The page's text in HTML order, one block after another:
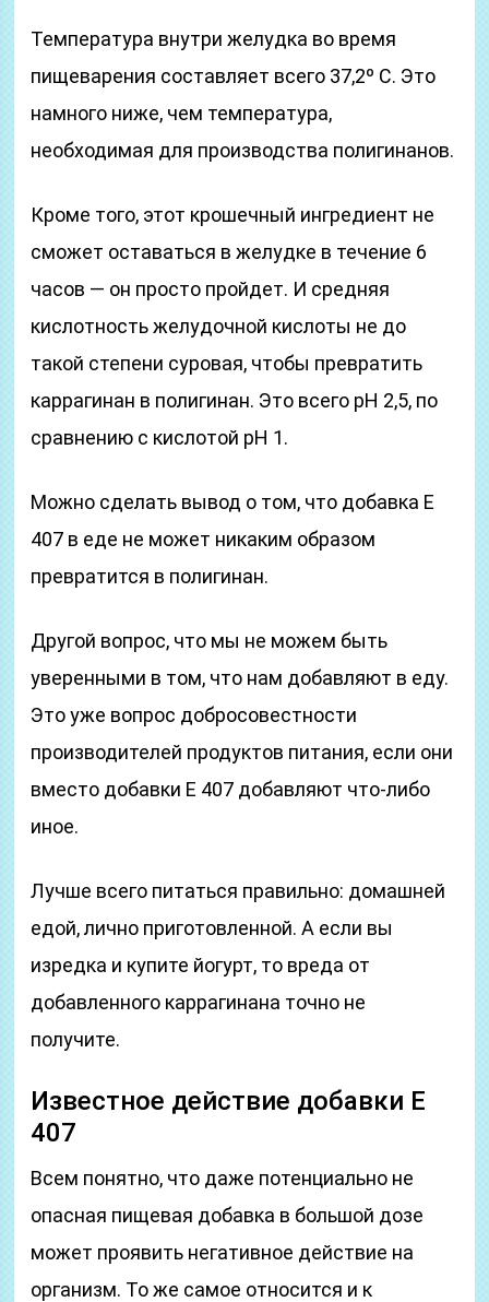
Температура внутри желудка во время
пищеварения составляет всего 37,2º С. Это
намного ниже, чем температура,
необходимая для производства полигинанов.
Кроме того, этот крошечный ингредиент не
сможет оставаться в желудке в течение 6
часов — он просто пройдет. И средняя
кислотность желудочной кислоты не до
такой степени суровая, чтобы превратить
каррагинан в полигинан. Это всего pH 2,5, по
сравнению с кислотой pH 1.
Можно сделать вывод о том, что добавка Е
407 в еде не может никаким образом
превратится в полигинан.
Другой вопрос, что мы не можем быть
уверенными в том, что нам добавляют в еду.
Это уже вопрос добросовестности
производителей продуктов питания, если они
вместо добавки Е 407 добавляют что-либо
иное.
Лучше всего питаться правильно: домашней
едой, лично приготовленной. А если вы
изредка и купите йогурт, то вреда от
добавленного каррагинана точно не
получите.
Известное действие добавки Е
407
Всем понятно, что даже потенциально не
опасная пищевая добавка в большой дозе
может проявить негативное действие на
организм. То же самое относится и к